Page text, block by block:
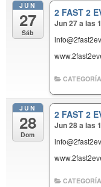
JUN
27
Sáb
2 FAST 2
Jun 27 a las
JUN
28
Dom
2 FAST 2
Jun 28 a las